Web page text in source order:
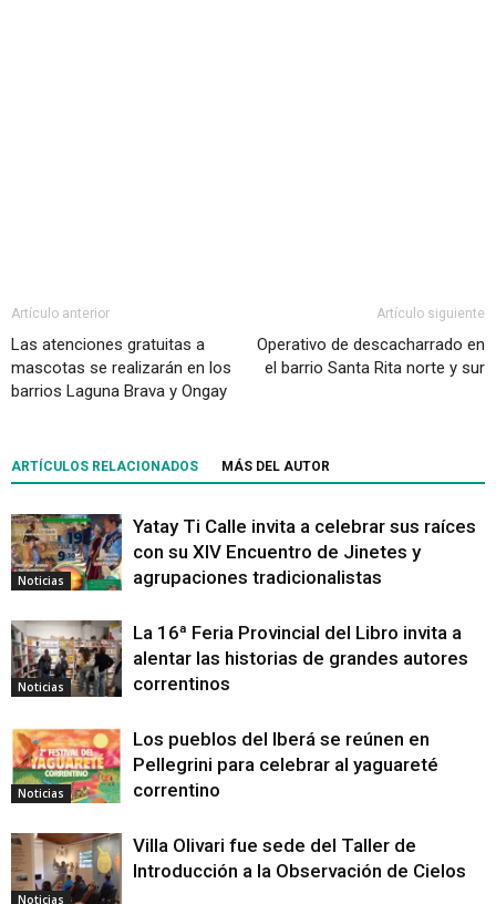
Artículo anterior
Las atenciones gratuitas a
mascotas se realizarán en los
barrios Laguna Brava y Ongay
Artículo siguiente
Operativo de descacharrado en
el barrio Santa Rita norte y sur
ARTÍCULOS RELACIONADOS MÁS DEL AUTOR
Noticias
Yatay Ti Calle invita a celebrar sus raíces
con su XIV Encuentro de Jinetes y
agrupaciones tradicionalistas
Noticias
La 16ª Feria Provincial del Libro invita a
alentar las historias de grandes autores
correntinos
Noticias
Los pueblos del Iberá se reúnen en
Pellegrini para celebrar al yaguareté
correntino
Noticias
Villa Olivari fue sede del Taller de
Introducción a la Observación de Cielos